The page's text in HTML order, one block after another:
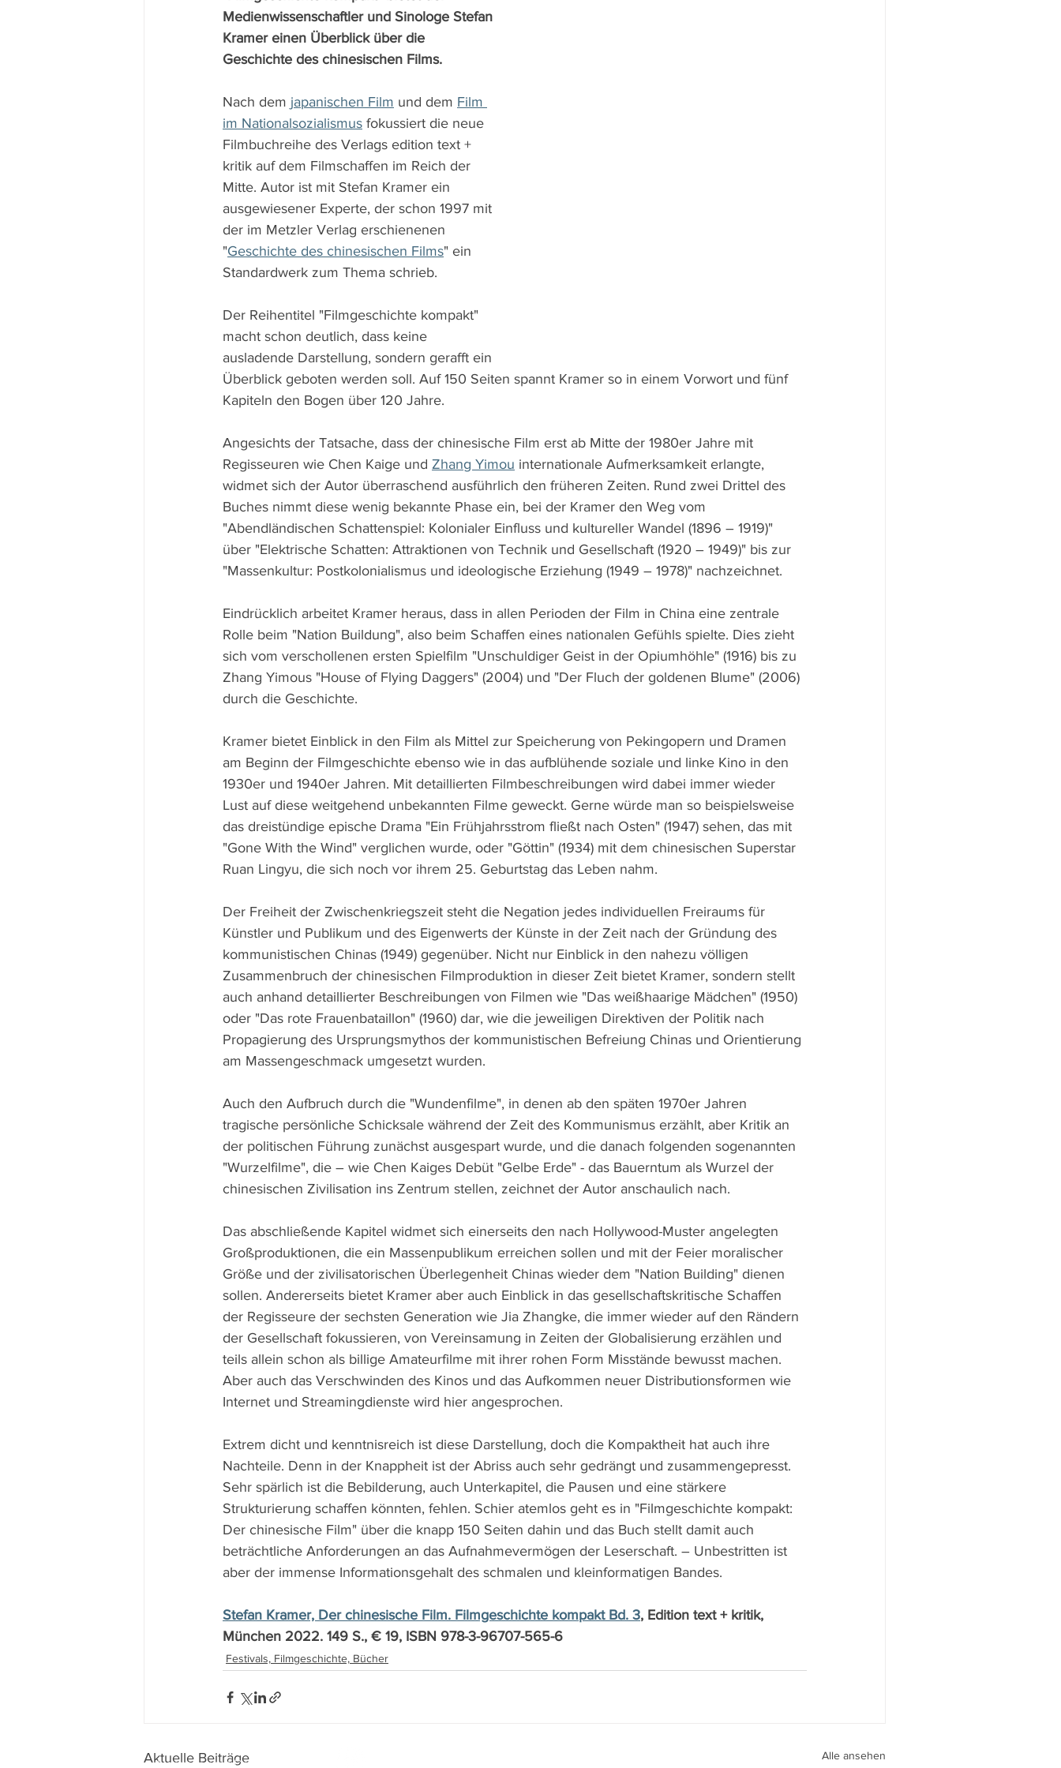
Medienwissenschaftler und Sinologe Stefan
Kramer einen Überblick über die
Geschichte des chinesischen Films.
Nach dem japanischen Film und dem Film
im Nationalsozialismus fokussiert die neue
Filmbuchreihe des Verlags edition text +
kritik auf dem Filmschaffen im Reich der
Mitte. Autor ist mit Stefan Kramer ein
ausgewiesener Experte, der schon 1997 mit
der im Metzler Verlag erschienenen
"Geschichte des chinesischen Films" ein
Standardwerk zum Thema schrieb.
Der Reihentitel "Filmgeschichte kompakt"
macht schon deutlich, dass keine
ausladende Darstellung, sondern gerafft ein
Überblick geboten werden soll. Auf 150 Seiten spannt Kramer so in einem Vorwort und fünf
Kapiteln den Bogen über 120 Jahre.
Angesichts der Tatsache, dass der chinesische Film erst ab Mitte der 1980er Jahre mit
Regisseuren wie Chen Kaige und Zhang Yimou internationale Aufmerksamkeit erlangte,
widmet sich der Autor überraschend ausführlich den früheren Zeiten. Rund zwei Drittel des
Buches nimmt diese wenig bekannte Phase ein, bei der Kramer den Weg vom
"Abendländischen Schattenspiel: Kolonialer Einfluss und kultureller Wandel (1896 – 1919)"
über "Elektrische Schatten: Attraktionen von Technik und Gesellschaft (1920 – 1949)" bis zur
"Massenkultur: Postkolonialismus und ideologische Erziehung (1949 – 1978)" nachzeichnet.
Eindrücklich arbeitet Kramer heraus, dass in allen Perioden der Film in China eine zentrale
Rolle beim "Nation Buildung", also beim Schaffen eines nationalen Gefühls spielte. Dies zieht
sich vom verschollenen ersten Spielfilm "Unschuldiger Geist in der Opiumhöhle" (1916) bis zu
Zhang Yimous "House of Flying Daggers" (2004) und "Der Fluch der goldenen Blume" (2006)
durch die Geschichte.
Kramer bietet Einblick in den Film als Mittel zur Speicherung von Pekingopern und Dramen
am Beginn der Filmgeschichte ebenso wie in das aufblühende soziale und linke Kino in den
1930er und 1940er Jahren. Mit detaillierten Filmbeschreibungen wird dabei immer wieder
Lust auf diese weitgehend unbekannten Filme geweckt. Gerne würde man so beispielsweise
das dreistündige epische Drama "Ein Frühjahrsstrom fließt nach Osten" (1947) sehen, das mit
"Gone With the Wind" verglichen wurde, oder "Göttin" (1934) mit dem chinesischen Superstar
Ruan Lingyu, die sich noch vor ihrem 25. Geburtstag das Leben nahm.
Der Freiheit der Zwischenkriegszeit steht die Negation jedes individuellen Freiraums für
Künstler und Publikum und des Eigenwerts der Künste in der Zeit nach der Gründung des
kommunistischen Chinas (1949) gegenüber. Nicht nur Einblick in den nahezu völligen
Zusammenbruch der chinesischen Filmproduktion in dieser Zeit bietet Kramer, sondern stellt
auch anhand detaillierter Beschreibungen von Filmen wie "Das weißhaarige Mädchen" (1950)
oder "Das rote Frauenbataillon" (1960) dar, wie die jeweiligen Direktiven der Politik nach
Propagierung des Ursprungsmythos der kommunistischen Befreiung Chinas und Orientierung
am Massengeschmack umgesetzt wurden.
Auch den Aufbruch durch die "Wundenfilme", in denen ab den späten 1970er Jahren
tragische persönliche Schicksale während der Zeit des Kommunismus erzählt, aber Kritik an
der politischen Führung zunächst ausgespart wurde, und die danach folgenden sogenannten
"Wurzelfilme", die – wie Chen Kaiges Debüt "Gelbe Erde" - das Bauerntum als Wurzel der
chinesischen Zivilisation ins Zentrum stellen, zeichnet der Autor anschaulich nach.
Das abschließende Kapitel widmet sich einerseits den nach Hollywood-Muster angelegten
Großproduktionen, die ein Massenpublikum erreichen sollen und mit der Feier moralischer
Größe und der zivilisatorischen Überlegenheit Chinas wieder dem "Nation Building" dienen
sollen. Andererseits bietet Kramer aber auch Einblick in das gesellschaftskritische Schaffen
der Regisseure der sechsten Generation wie Jia Zhangke, die immer wieder auf den Rändern
der Gesellschaft fokussieren, von Vereinsamung in Zeiten der Globalisierung erzählen und
teils allein schon als billige Amateurfilme mit ihrer rohen Form Misstände bewusst machen.
Aber auch das Verschwinden des Kinos und das Aufkommen neuer Distributionsformen wie
Internet und Streamingdienste wird hier angesprochen.
Extrem dicht und kenntnisreich ist diese Darstellung, doch die Kompaktheit hat auch ihre
Nachteile. Denn in der Knappheit ist der Abriss auch sehr gedrängt und zusammengepresst.
Sehr spärlich ist die Bebilderung, auch Unterkapitel, die Pausen und eine stärkere
Strukturierung schaffen könnten, fehlen. Schier atemlos geht es in "Filmgeschichte kompakt:
Der chinesische Film" über die knapp 150 Seiten dahin und das Buch stellt damit auch
beträchtliche Anforderungen an das Aufnahmevermögen der Leserschaft. – Unbestritten ist
aber der immense Informationsgehalt des schmalen und kleinformatigen Bandes.
Stefan Kramer, Der chinesische Film. Filmgeschichte kompakt Bd. 3, Edition text + kritik,
München 2022. 149 S., € 19, ISBN 978-3-96707-565-6
Festivals, Filmgeschichte, Bücher
Aktuelle Beiträge Alle ansehen
Impressum IDatenschutz walter.gasperi@film-netz.com